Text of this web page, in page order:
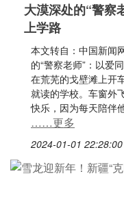
大漠深处的“警察
上学路
本文转自：中国新闻
的“警察老师”：以爱
在荒芜的戈壁滩上开
就读的学校。车窗外
快乐，因为每天陪伴
……更多
2024-01-01 22:28:00